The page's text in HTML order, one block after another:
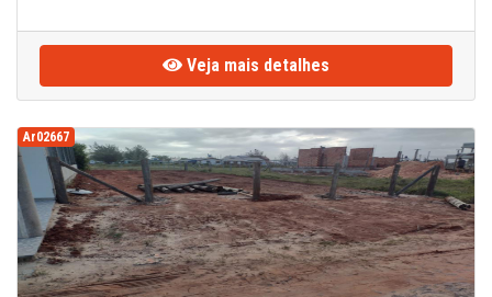
Veja mais detalhes
Ar02667